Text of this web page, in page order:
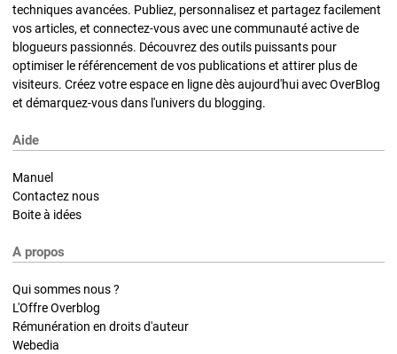
techniques avancées. Publiez, personnalisez et partagez facilement
vos articles, et connectez-vous avec une communauté active de
blogueurs passionnés. Découvrez des outils puissants pour
optimiser le référencement de vos publications et attirer plus de
visiteurs. Créez votre espace en ligne dès aujourd'hui avec OverBlog
et démarquez-vous dans l'univers du blogging.
Aide
Manuel
Contactez nous
Boite à idées
A propos
Qui sommes nous ?
L'Offre Overblog
Rémunération en droits d'auteur
Webedia